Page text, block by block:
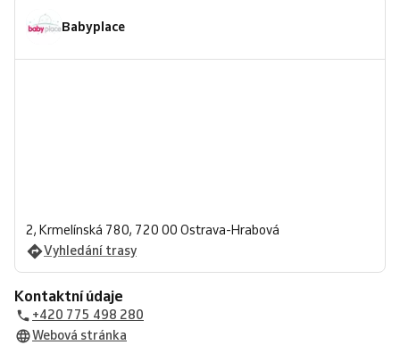
Babyplace
2, Krmelínská 780, 720 00 Ostrava-Hrabová
Vyhledání trasy
Kontaktní údaje
+420 775 498 280
Webová stránka